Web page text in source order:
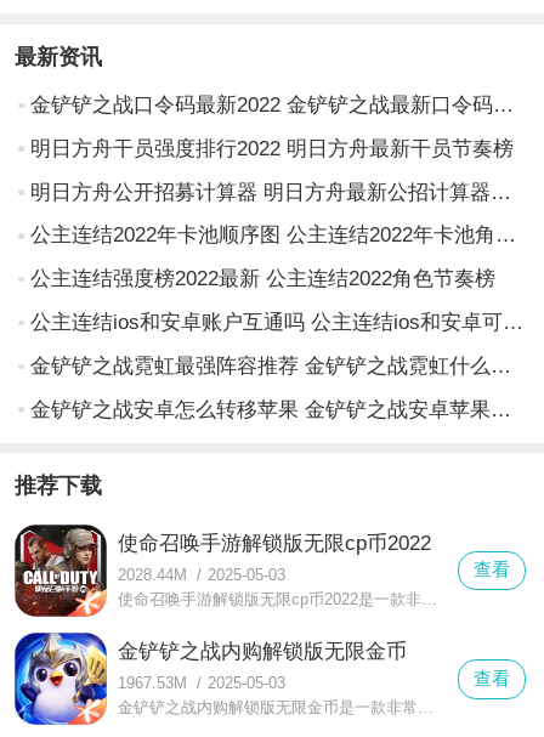
最新资讯
金铲铲之战口令码最新2022 金铲铲之战最新口令码分享
明日方舟干员强度排行2022 明日方舟最新干员节奏榜
明日方舟公开招募计算器 明日方舟最新公招计算器分享
公主连结2022年卡池顺序图 公主连结2022年卡池角色汇总
公主连结强度榜2022最新 公主连结2022角色节奏榜
公主连结ios和安卓账户互通吗 公主连结ios和安卓可以一起玩吗
金铲铲之战霓虹最强阵容推荐 金铲铲之战霓虹什么阵容上分快
金铲铲之战安卓怎么转移苹果 金铲铲之战安卓苹果数据转移方法
推荐下载
使命召唤手游解锁版无限cp币2022
2028.44M / 2025-05-03
使命召唤手游解锁版无限cp币2022是一款非常好玩的第一人称射击类战斗手游，在这款使命召唤手游解锁版无限cp币2022中你可以感受到更加经典的趣味玩法模式
查看
金铲铲之战内购解锁版无限金币
1967.53M / 2025-05-03
金铲铲之战内购解锁版无限金币是一款非常不错的热血战棋对决策略游戏，在这里你可以更好的自由召唤不同的英雄和你一起来战斗，这里有着更加有趣的内容进行一系列的挑战
查看